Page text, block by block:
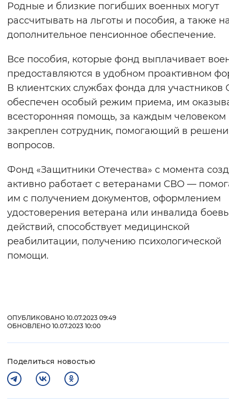
Родные и близкие погибших военных могут
рассчитывать на льготы и пособия, а также
дополнительное пенсионное обеспечение.
Все пособия, которые фонд выплачивает
предоставляются в удобном проактивном
В клиентских службах фонда для участников
обеспечен особый режим приема, им
всесторонняя помощь, за каждым человеком
закреплен сотрудник, помогающий в
вопросов.
Фонд «Защитники Отечества» с момента
активно работает с ветеранами СВО —
им с получением документов, оформлением
удостоверения ветерана или инвалида
действий, способствует медицинской
реабилитации, получению психологической
помощи.
ОПУБЛИКОВАНО 10.07.2023 09:49
ОБНОВЛЕНО 10.07.2023 10:00
Поделиться новостью